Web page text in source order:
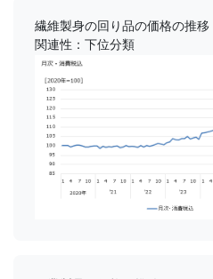
繊維製身の回り品の価格の推移
関連性：下位分類